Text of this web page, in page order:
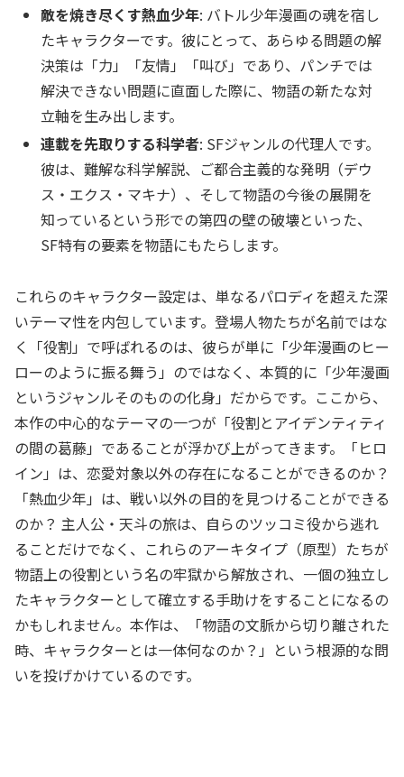
敵を焼き尽くす熱血少年: バトル少年漫画の魂を宿し
たキャラクターです。彼にとって、あらゆる問題の解
決策は「力」「友情」「叫び」であり、パンチでは
解決できない問題に直面した際に、物語の新たな対
立軸を生み出します。
連載を先取りする科学者: SFジャンルの代理人です。
彼は、難解な科学解説、ご都合主義的な発明（デウ
ス・エクス・マキナ）、そして物語の今後の展開を
知っているという形での第四の壁の破壊といった、
SF特有の要素を物語にもたらします。
これらのキャラクター設定は、単なるパロディを超えた深
いテーマ性を内包しています。登場人物たちが名前ではな
く「役割」で呼ばれるのは、彼らが単に「少年漫画のヒー
ローのように振る舞う」のではなく、本質的に「少年漫画
というジャンルそのものの化身」だからです。ここから、
本作の中心的なテーマの一つが「役割とアイデンティティ
の間の葛藤」であることが浮かび上がってきます。「ヒロ
イン」は、恋愛対象以外の存在になることができるのか？
「熱血少年」は、戦い以外の目的を見つけることができる
のか？ 主人公・天斗の旅は、自らのツッコミ役から逃れ
ることだけでなく、これらのアーキタイプ（原型）たちが
物語上の役割という名の牢獄から解放され、一個の独立し
たキャラクターとして確立する手助けをすることになるの
かもしれません。本作は、「物語の文脈から切り離された
時、キャラクターとは一体何なのか？」という根源的な問
いを投げかけているのです。